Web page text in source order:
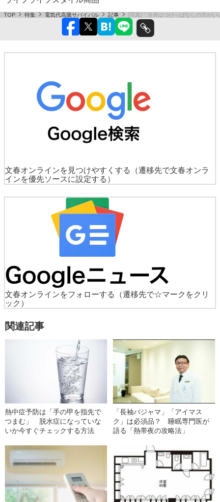
TOP 特集 電気代高騰サバイバル 記事 [写真]「冷房はつけっぱなしの方が
文春オンラインを見つけやすくする
（遷移先で文春オンラ
インを優先ソースに設定する）
文春オンラインをフォローする
（遷移先で☆マークをクリ
ック）
関連記事
熱中症予防は「手の甲を指先で
つまむ」 脱水症になっていな
いか今すぐチェックする方法
「長袖パジャマ」「アイマス
ク」は必須品？ 睡眠専門医が
語る「熱帯夜の攻略法」